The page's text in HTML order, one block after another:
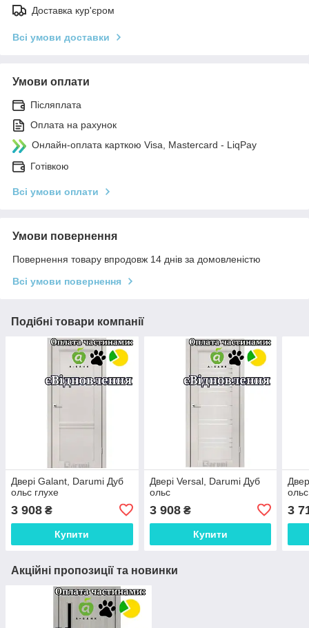
Доставка кур'єром
Всі умови доставки
Умови оплати
Післяплата
Оплата на рахунок
Онлайн-оплата карткою Visa, Mastercard - LiqPay
Готівкою
Всі умови оплати
Умови повернення
Повернення товару впродовж 14 днів за домовленістю
Всі умови повернення
Подібні товари компанії
Двері Galant, Darumi Дуб
ольс глухе
3 908 ₴
Купити
Двері Versal, Darumi Дуб
ольс
3 908₴
Купити
ольс
3
Акційні пропозиції та новинки